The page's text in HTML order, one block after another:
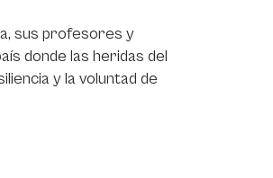
sus profesores y
donde las heridas del
y la voluntad de